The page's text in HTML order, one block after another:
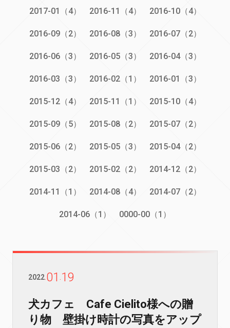
2017-01（4） 2016-11（4） 2016-10（4）
2016-09（2） 2016-08（3） 2016-07（2）
2016-06（3） 2016-05（3） 2016-04（3）
2016-03（3） 2016-02（1） 2016-01（3）
2015-12（4） 2015-11（1） 2015-10（4）
2015-09（5） 2015-08（2） 2015-07（2）
2015-06（2） 2015-05（3） 2015-04（2）
2015-03（2） 2015-02（2） 2014-12（2）
2014-11（1） 2014-08（4） 2014-07（2）
2014-06（1） 0000-00（1）
2022 01 19
犬カフェ Cafe Cielito様への贈
り物 壁掛け時計の写真をアップ